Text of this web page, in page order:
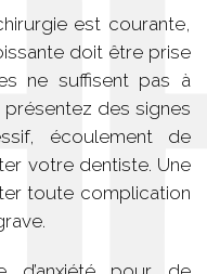
est courante,
doit être prise
ne suffisent pas à
des signes
écoulement de
votre dentiste. Une
toute complication